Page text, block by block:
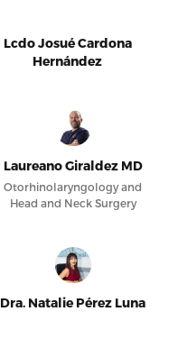
Lcdo Josué Cardona
Hernández
Laureano Giraldez MD
Otorhinolaryngology and
Head and Neck Surgery
Dra. Natalie Pérez Luna